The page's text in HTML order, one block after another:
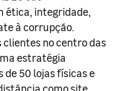
ética, integridade,
à corrupção.
clientes no centro das
estratégia
50 lojas físicas e
como site,